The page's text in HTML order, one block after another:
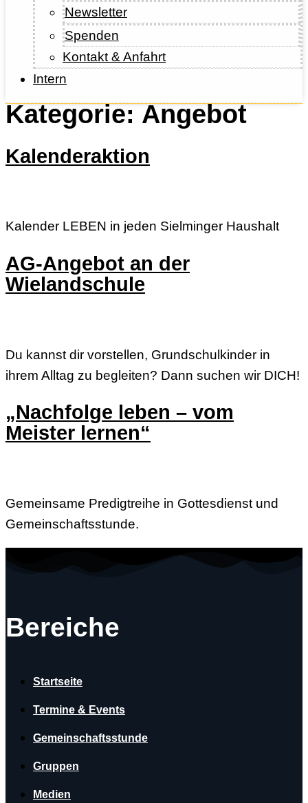
Newsletter
Spenden
Kontakt & Anfahrt
Intern
Kategorie: Angebot
Kalenderaktion
Kalender LEBEN in jeden Sielminger Haushalt
AG-Angebot an der
Wielandschule
Du kannst dir vorstellen, Grundschulkinder in
ihrem Alltag zu begleiten? Dann suchen wir DICH!
„Nachfolge leben – vom
Meister lernen“
Gemeinsame Predigtreihe in Gottesdienst und
Gemeinschaftsstunde.
Bereiche
Startseite
Termine & Events
Gemeinschaftsstunde
Gruppen
Medien